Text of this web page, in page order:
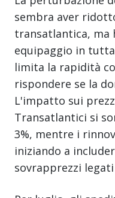
sembra aver
transatlantica, ma
equipaggio in
limita la rapidità
rispondere se la
L'impatto sui
Transatlantici si
3%, mentre i
iniziando a
sovrapprezzi